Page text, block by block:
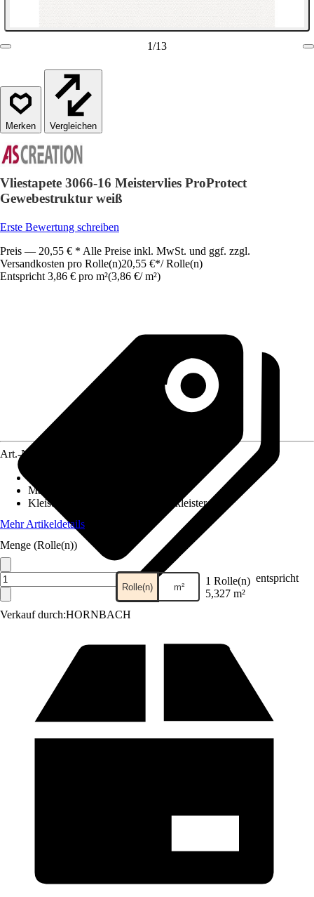
1/13
Vergleichen
Vliestapete 3066-16 Meistervlies ProProtect
Gewebestruktur weiß
Erste Bewertung schreiben
Preis — 20,55 € * Alle Preise inkl. MwSt. und ggf. zzgl.
Versandkosten pro Rolle(n)20,55 €*/ Rolle(n)
Entspricht 3,86 € pro m²(3,86 €/ m²)
Verkauf durch:HORNBACH
Art.-Nr.
Maße (BxH)
Kleisterempfehlung
Vliestapetenkleister
Mehr Artikeldetails
Menge (Rolle(n))
Rolle(n) m² 1 Rolle(n) entspricht
5,327 m²